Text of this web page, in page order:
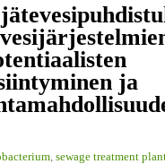
ja
sewage treatment